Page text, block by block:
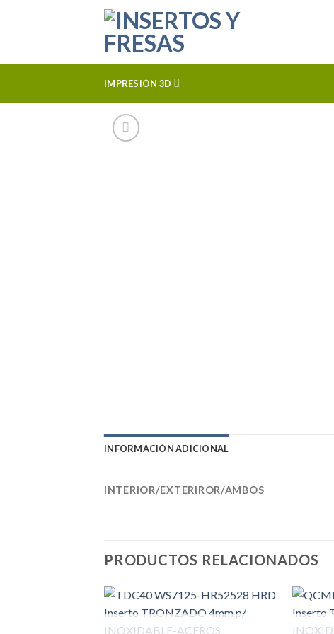
IMPRESIÓN 3D
INFORMACIÓN ADICIONAL
INTERIOR/EXTERIROR/AMBOS
PRODUCTOS RELACIONADOS